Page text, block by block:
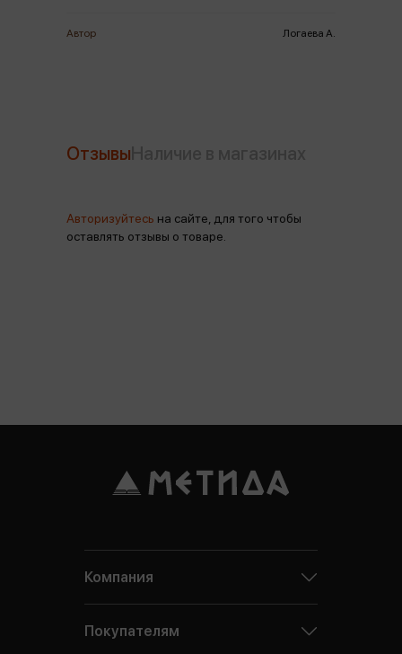
Автор Логаева А.
Отзывы
Авторизуйтесь на сайте, для того чтобы
оставлять отзывы о товаре.
Компания
Покупателям